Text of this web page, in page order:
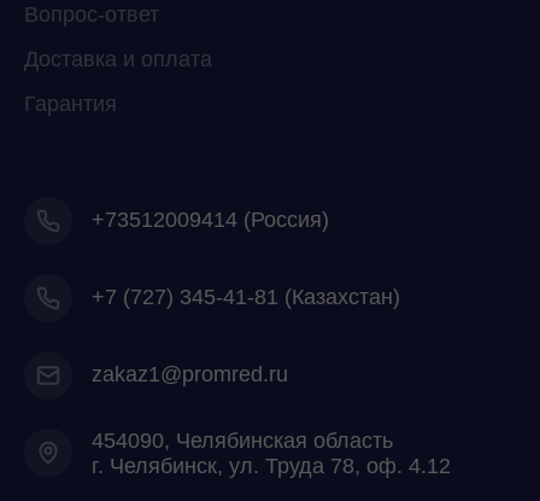
Вопрос-ответ
Доставка и оплата
Гарантия
+73512009414 (Россия)
+7 (727) 345-41-81 (Казахстан)
zakaz1@promred.ru
454090, Челябинская область
г. Челябинск, ул. Труда 78, оф. 4.12